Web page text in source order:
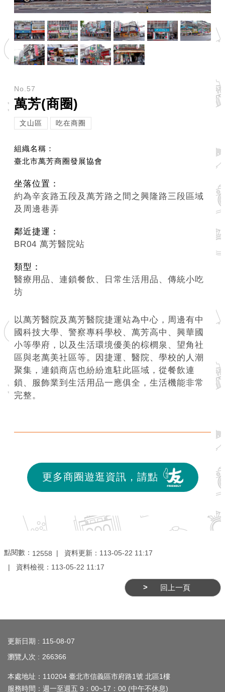
No.57
萬芳(商圈)
文山區 吃在商圈
組織名稱：
臺北市萬芳商圈發展協會
坐落位置：
約為辛亥路五段及萬芳路之間之興隆路三段區域
及周邊巷弄
鄰近捷運：
BR04 萬芳醫院站
類型：
醫療用品、連鎖餐飲、日常生活用品、傳統小吃
坊
以萬芳醫院及萬芳醫院捷運站為中心，周邊有中
國科技大學、警察專科學校、萬芳高中、興華國
小等學府，以及生活環境優美的棕櫚泉、望角社
區與老萬美社區等。因捷運、醫院、學校的人潮
聚集，連鎖商店也紛紛進駐此區域，從餐飲連
鎖、服飾業到生活用品一應俱全，生活機能非常
完整。
更多商圈遊逛資訊，請點
點閱數： 12558 資料更新： 113-05-22 11:17
資料檢視： 113-05-22 11:17
回上一頁
更新日期
115-08-07
瀏覽人次
266366
本處地址：110204 臺北市信義區市府路1號 北區1樓
服務時間：週一至週五 9：00~17：00 (中午不休息)